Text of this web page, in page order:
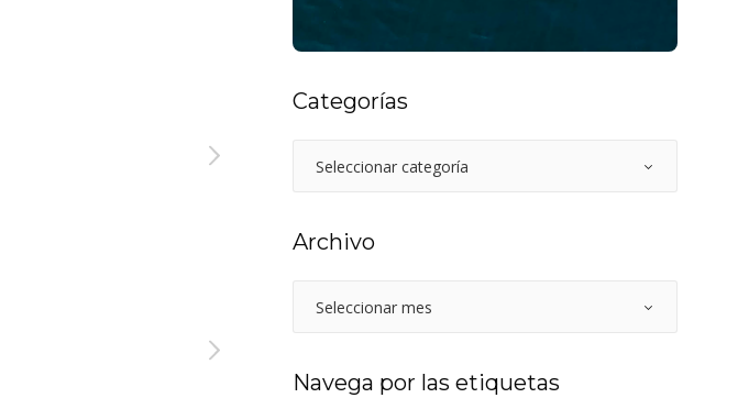
Categorías
Archivo
Navega por las etiquetas